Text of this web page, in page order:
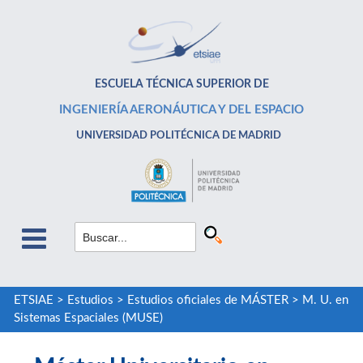
ESCUELA TÉCNICA SUPERIOR DE
INGENIERÍA AERONÁUTICA Y DEL ESPACIO
UNIVERSIDAD POLITÉCNICA DE MADRID
ETSIAE > Estudios > Estudios oficiales de MÁSTER> M. U. en
Sistemas Espaciales (MUSE)